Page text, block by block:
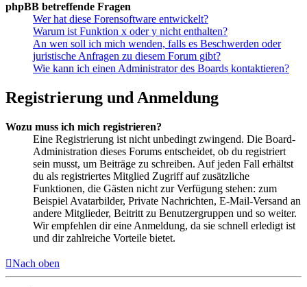
phpBB betreffende Fragen
Wer hat diese Forensoftware entwickelt?
Warum ist Funktion x oder y nicht enthalten?
An wen soll ich mich wenden, falls es Beschwerden oder
juristische Anfragen zu diesem Forum gibt?
Wie kann ich einen Administrator des Boards kontaktieren?
Registrierung und Anmeldung
Wozu muss ich mich registrieren?
Eine Registrierung ist nicht unbedingt zwingend. Die Board-
Administration dieses Forums entscheidet, ob du registriert
sein musst, um Beiträge zu schreiben. Auf jeden Fall erhältst
du als registriertes Mitglied Zugriff auf zusätzliche
Funktionen, die Gästen nicht zur Verfügung stehen: zum
Beispiel Avatarbilder, Private Nachrichten, E-Mail-Versand an
andere Mitglieder, Beitritt zu Benutzergruppen und so weiter.
Wir empfehlen dir eine Anmeldung, da sie schnell erledigt ist
und dir zahlreiche Vorteile bietet.
Nach oben